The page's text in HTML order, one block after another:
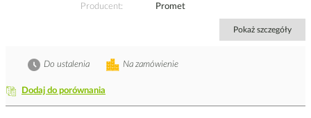
Producent
Promet
Pokaż szczegóły
Dodaj do porównania
Na zamówienie
Do ustalenia